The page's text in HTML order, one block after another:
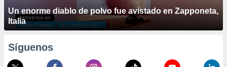
Un enorme diablo de polvo fue avistado en Zapponeta,
Italia
Síguenos